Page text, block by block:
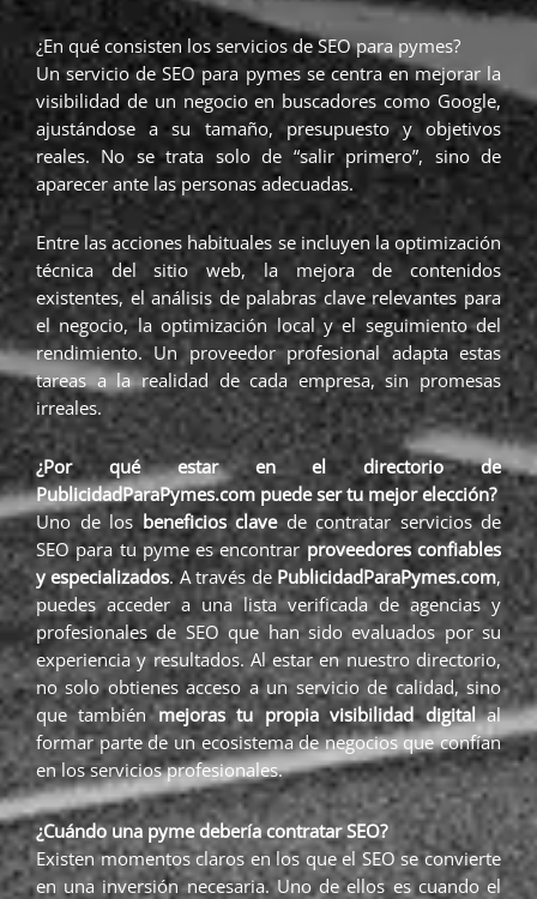
¿En qué consisten los servicios de SEO para pymes?
Un servicio de SEO para pymes se centra en mejorar la
visibilidad de un negocio en buscadores como Google,
ajustándose a su tamaño, presupuesto y objetivos
reales. No se trata solo de “salir primero”, sino de
aparecer ante las personas adecuadas.
Entre las acciones habituales se incluyen la optimización
técnica del sitio web, la mejora de contenidos
existentes, el análisis de palabras clave relevantes para
el negocio, la optimización local y el seguimiento del
rendimiento. Un proveedor profesional adapta estas
tareas a la realidad de cada empresa, sin promesas
irreales.
¿Por qué estar en el directorio de
PublicidadParaPymes.com puede ser tu mejor elección?
Uno de los beneficios clavede contratar servicios de
SEO para tu pyme es encontrar proveedores confiables
y especializados. A través dePublicidadParaPymes.com,
puedes acceder a una lista verificada de agencias y
profesionales de SEO que han sido evaluados por su
experiencia y resultados. Al estar en nuestro directorio,
no solo obtienes acceso a un servicio de calidad, sino
que tambiénmejoras tu propia visibilidad digitalal
formar parte de un ecosistema de negocios que confían
en los servicios profesionales.
¿Cuándo una pyme debería contratar SEO?
Existen momentos claros en los que el SEO se convierte
en una inversión necesaria. Uno de ellos es cuando el